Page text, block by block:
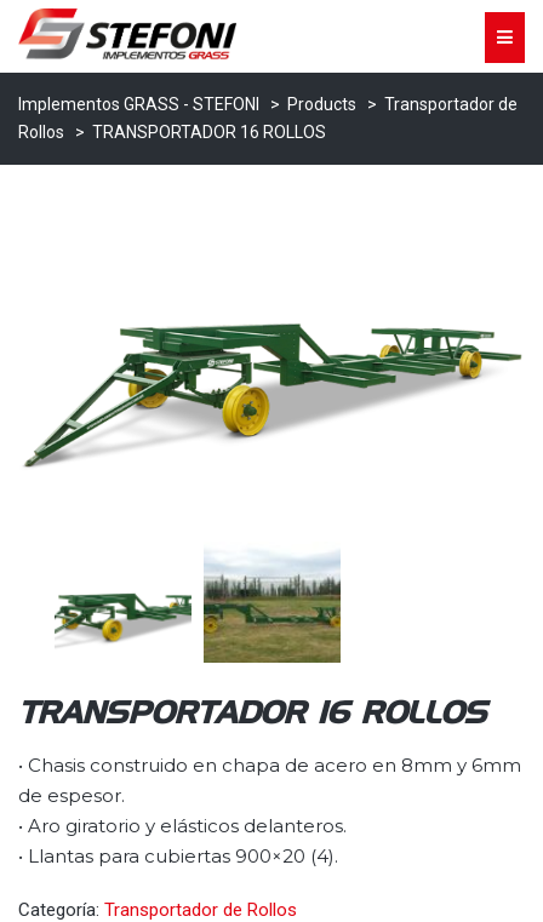
Implementos GRASS - STEFONI > Products > Transportador de
Rollos
> TRANSPORTADOR 16 ROLLOS
TRANSPORTADOR 16 ROLLOS
• Chasis construido en chapa de acero en 8mm y 6mm
de espesor.
• Aro giratorio y elásticos delanteros.
• Llantas para cubiertas 900×20 (4).
Categoría: Transportador de Rollos